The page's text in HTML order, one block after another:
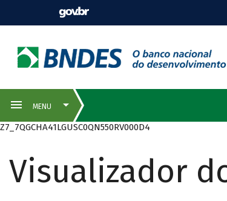
Z7_7QGCHA41LGUSC0QN550RV000D4
Visualizador